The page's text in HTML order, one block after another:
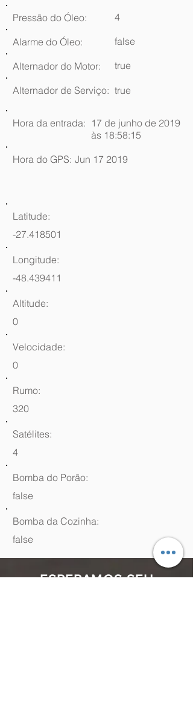
Pressão do Óleo:
4
Alarme do Óleo: false
Alternador do Motor: true
Alternador de Serviço: true
Hora da entrada: 17 de junho de 2019
às 18:58:15
Hora do GPS: Jun 17 2019
Latitude:
-27.418501
Longitude:
-48.439411
Altitude:
0
Velocidade:
0
Rumo:
320
Satélites:
4
Bomba do Porão:
false
Bomba da Cozinha:
false
ESPERAMOS SEU